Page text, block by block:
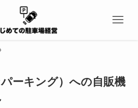
ーキング）への自販機